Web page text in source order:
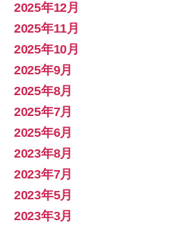
2025年12月
2025年11月
2025年10月
2025年9月
2025年8月
2025年7月
2025年6月
2023年8月
2023年7月
2023年5月
2023年3月